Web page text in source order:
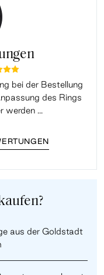
bei der Bestellung
des Rings
werden ...
aus der Goldstadt